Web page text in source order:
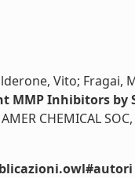
Vito; Fragai,
MMP Inhibitors
CHEMICAL